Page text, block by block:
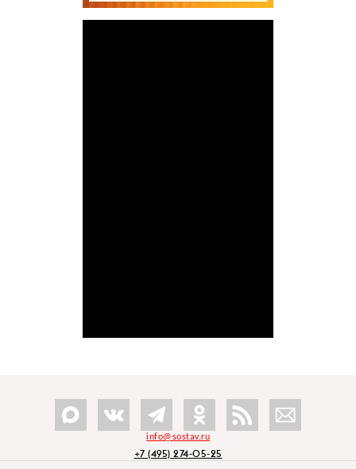
info@sostav.ru
+7 (495) 274-05-25